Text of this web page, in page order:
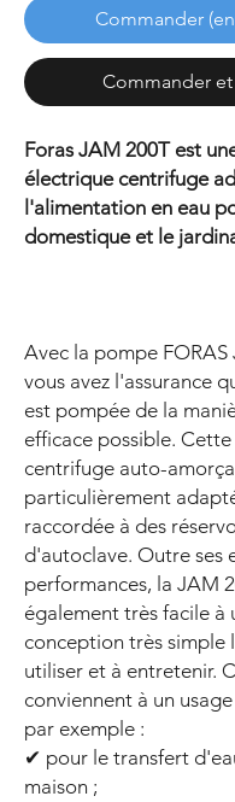
Commander
Commander et
Foras JAM 200T est
électrique centrifuge
l'alimentation en eau
domestique et le
Avec la pompe FORAS
vous avez l'assurance
est pompée de la
efficace possible.
centrifuge auto-
particulièrement
raccordée à des
d'autoclave. Outre ses
performances, la JAM
également très facile à
conception très simple
utiliser et à entretenir.
conviennent à un
par exemple :
✔ pour le transfert
maison ;